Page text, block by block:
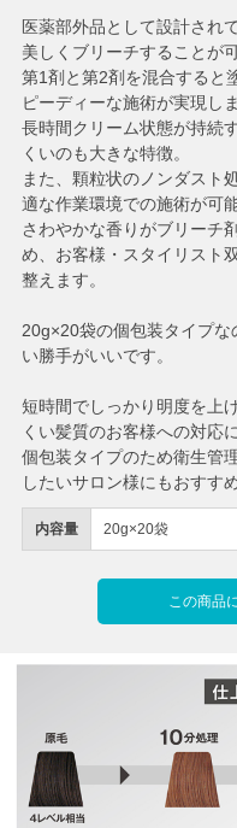
内容量 20g×20袋
この商品
医薬部外品として設計され
美しくブリーチすることが
第1剤と第2剤を混合すると
ピーディーな施術が実現しま
長時間クリーム状態が持続
くいのも大きな特徴。
また、顆粒状のノンダスト
適な作業環境での施術が可能
さわやかな香りがブリーチ
め、お客様・スタイリスト
整えます。
20g×20袋の個包装タイプ
い勝手がいいです。
短時間でしっかり明度を上
くい髪質のお客様への対応に
個包装タイプのため衛生管
したいサロン様にもおすす